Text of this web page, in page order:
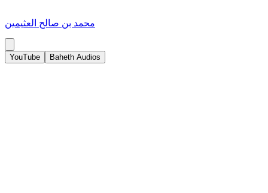
محمد بن صالح العثيمين
YouTube Baheth Audios